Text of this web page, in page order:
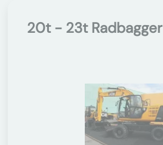
20t - 23t Radbagger